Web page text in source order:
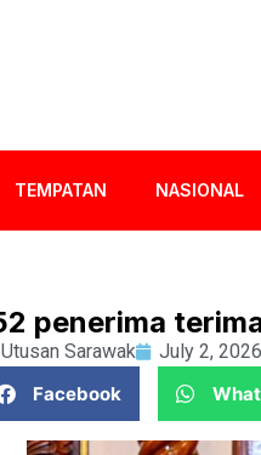
TEMPATAN NASIONAL
penerima
Utusan Sarawak July 2, 2026
Facebook